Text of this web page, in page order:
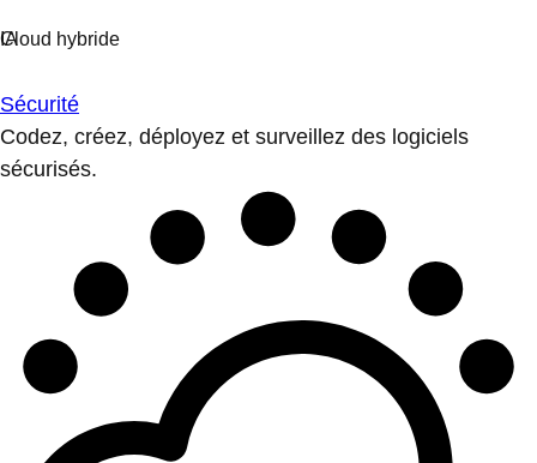
Sécurité
Codez, créez, déployez et surveillez des logiciels
sécurisés.